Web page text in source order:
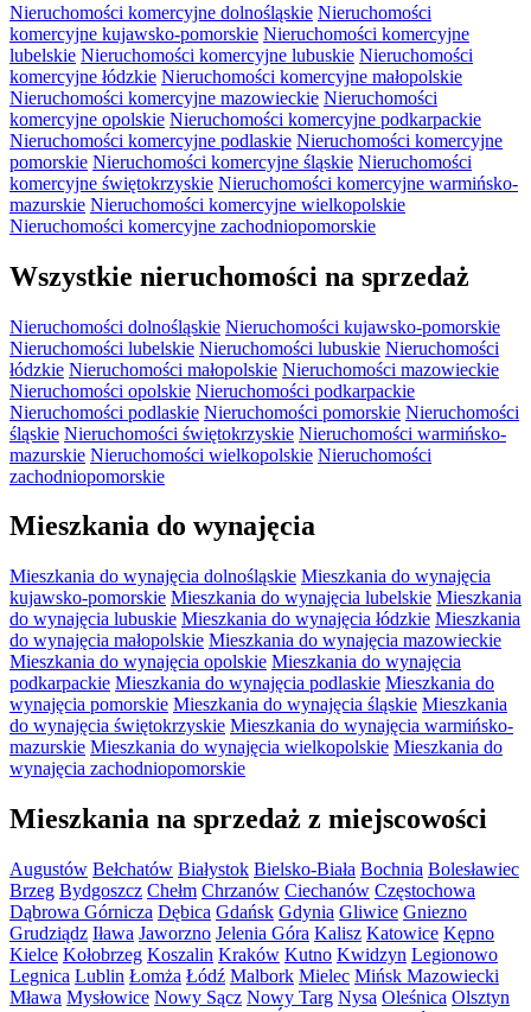
Nieruchomości komercyjne dolnośląskie Nieruchomości
komercyjne kujawsko-pomorskie Nieruchomości komercyjne
lubelskie Nieruchomości komercyjne lubuskie Nieruchomości
komercyjne łódzkie Nieruchomości komercyjne małopolskie
Nieruchomości komercyjne mazowieckie Nieruchomości
komercyjne opolskie Nieruchomości komercyjne podkarpackie
Nieruchomości komercyjne podlaskie Nieruchomości komercyjne
pomorskie Nieruchomości komercyjne śląskie Nieruchomości
komercyjne świętokrzyskie Nieruchomości komercyjne warmińsko-
mazurskie Nieruchomości komercyjne wielkopolskie
Nieruchomości komercyjne zachodniopomorskie
Wszystkie nieruchomości na sprzedaż
Nieruchomości dolnośląskie Nieruchomości kujawsko-pomorskie
Nieruchomości lubelskie Nieruchomości lubuskie Nieruchomości
łódzkie Nieruchomości małopolskie Nieruchomości mazowieckie
Nieruchomości opolskie Nieruchomości podkarpackie
Nieruchomości podlaskie Nieruchomości pomorskie Nieruchomości
śląskie Nieruchomości świętokrzyskie Nieruchomości warmińsko-
mazurskie Nieruchomości wielkopolskie Nieruchomości
zachodniopomorskie
Mieszkania do wynajęcia
Mieszkania do wynajęcia dolnośląskie Mieszkania do wynajęcia
kujawsko-pomorskie Mieszkania do wynajęcia lubelskie Mieszkania
do wynajęcia lubuskie Mieszkania do wynajęcia łódzkie Mieszkania
do wynajęcia małopolskie Mieszkania do wynajęcia mazowieckie
Mieszkania do wynajęcia opolskie Mieszkania do wynajęcia
podkarpackie Mieszkania do wynajęcia podlaskie Mieszkania do
wynajęcia pomorskie Mieszkania do wynajęcia śląskie Mieszkania
do wynajęcia świętokrzyskie Mieszkania do wynajęcia warmińsko-
mazurskie Mieszkania do wynajęcia wielkopolskie Mieszkania do
wynajęcia zachodniopomorskie
Mieszkania na sprzedaż z miejscowości
Augustów Bełchatów Białystok Bielsko-Biała Bochnia Bolesławiec
Brzeg Bydgoszcz Chełm Chrzanów Ciechanów Częstochowa
Dąbrowa Górnicza Dębica Gdańsk Gdynia Gliwice Gniezno
Grudziądz Iława Jaworzno Jelenia Góra Kalisz Katowice Kępno
Kielce Kołobrzeg Koszalin Kraków Kutno Kwidzyn Legionowo
Legnica Lublin Łomża Łódź Malbork Mielec Mińsk Mazowiecki
Mława Mysłowice Nowy Sącz Nowy Targ Nysa Oleśnica Olsztyn